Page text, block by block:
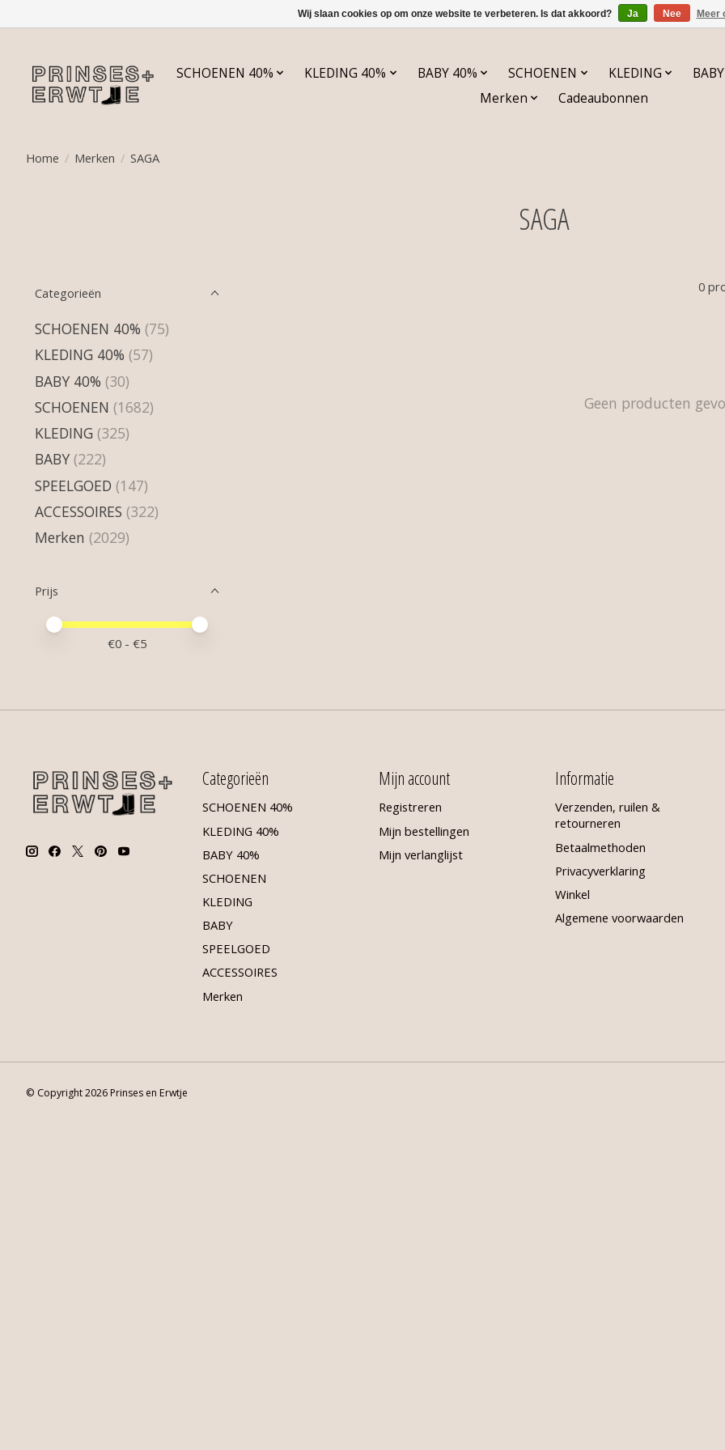
SCHOENEN 40% KLEDING 40% BABY 40% SCHOENEN KLEDING BABY
Merken
Cadeaubonnen
Home / Merken / SAGA
SAGA
Categorieën
SCHOENEN 40% (75)
KLEDING 40% (57)
BABY 40% (30)
SCHOENEN (1682)
KLEDING (325)
BABY (222)
SPEELGOED (147)
ACCESSOIRES (322)
Merken (2029)
Prijs
Minimale prijswaarde
Price maximum value
€0 - €5
0
Geen producten
Categorieën
SCHOENEN 40%
KLEDING 40%
BABY 40%
SCHOENEN
KLEDING
BABY
SPEELGOED
ACCESSOIRES
Merken
Mijn account
Registreren
Mijn bestellingen
Mijn verlanglijst
Informatie
Verzenden, ruilen &
retourneren
Betaalmethoden
Privacyverklaring
Winkel
Algemene voorwaarden
© Copyright 2026 Prinses en Erwtje
Wij slaan cookies op om onze website te verbeteren. Is dat akkoord? Ja Nee Meer